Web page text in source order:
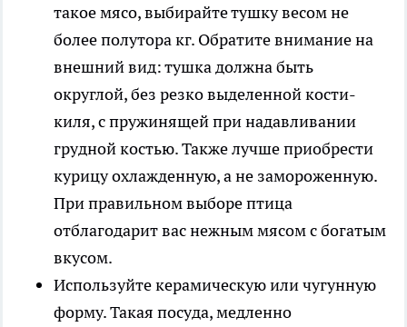
такое мясо, выбирайте тушку весом не
более полутора кг. Обратите внимание на
внешний вид: тушка должна быть
округлой, без резко выделенной кости-
киля, с пружинящей при надавливании
грудной костью. Также лучше приобрести
курицу охлажденную, а не замороженную.
При правильном выборе птица
отблагодарит вас нежным мясом с богатым
вкусом.
Используйте керамическую или чугунную
форму. Такая посуда, медленно